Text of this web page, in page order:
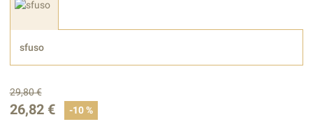
sfuso
29,80 €
26,82 €
-10 %